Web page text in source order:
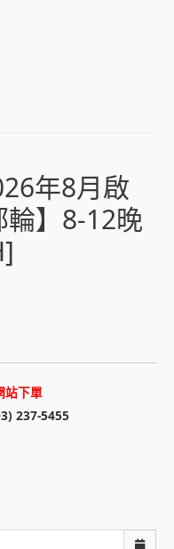
年8月啟
輪】8-12晚
站下單
237-5455